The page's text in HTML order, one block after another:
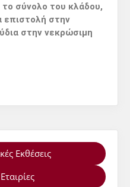
σύνολο του κλάδου,
επιστολή στην
στην νεκρώσιμη
Εκθέσεις